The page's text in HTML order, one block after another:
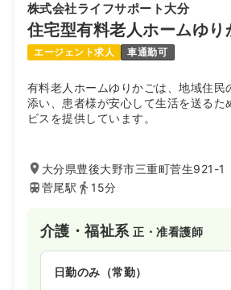
株式会社ライフサポート大分
住宅型有料老人ホームゆり
エージェント求人 車通勤可
有料老人ホームゆりかごは、地域住民
添い、患者様が安心して生活を送るた
ビスを提供しています。
大分県豊後大野市三重町菅生921-1
菅尾駅
15分
介護・福祉系正・准看護師
日勤のみ（常勤）